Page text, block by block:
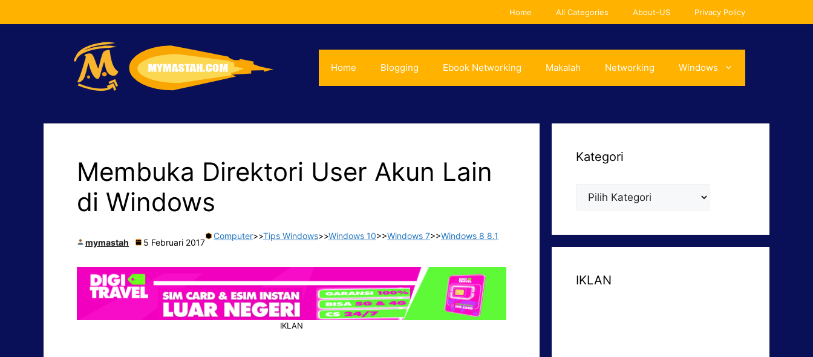
ke
Home All Categories About-US Privacy Policy
Home Blogging Ebook Networking Makalah Networking Windows
Membuka Direktori User Akun Lain
di Windows
mymastah 5 Februari 2017
Computer>>Tips Windows>>Windows 10>>Windows 7>>Windows 8 8.1
IKLAN
Kategori
Kategori
IKLAN